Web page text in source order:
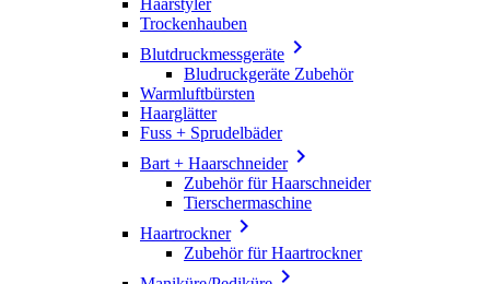
Trockenhauben
Blutdruckmessgeräte 
Bludruckgeräte Zubehör
Warmluftbürsten
Haarglätter
Fuss + Sprudelbäder
Bart + Haarschneider
Zubehör für Haarschneider
Tierschermaschine
Haartrockner
Zubehör für Haartrockner
